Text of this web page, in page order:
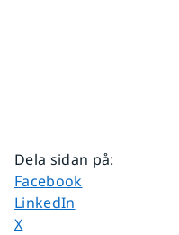
Dela sidan på:
Dela sidan på
Facebook
Dela sidan på
LinkedIn
Dela sidan på
X